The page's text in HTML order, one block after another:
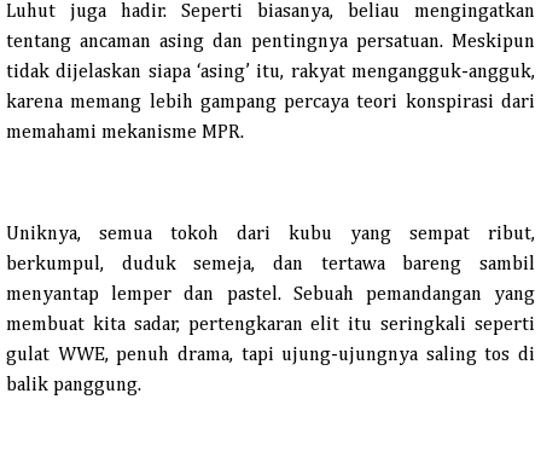
Luhut juga hadir. Seperti biasanya, beliau mengingatkan
tentang ancaman asing dan pentingnya persatuan. Meskipun
tidak dijelaskan siapa ‘asing’ itu, rakyat mengangguk-angguk,
karena memang lebih gampang percaya teori konspirasi dari
memahami mekanisme MPR.
Uniknya, semua tokoh dari kubu yang sempat ribut,
berkumpul, duduk semeja, dan tertawa bareng sambil
menyantap lemper dan pastel. Sebuah pemandangan yang
membuat kita sadar, pertengkaran elit itu seringkali seperti
gulat WWE, penuh drama, tapi ujung-ujungnya saling tos di
balik panggung.